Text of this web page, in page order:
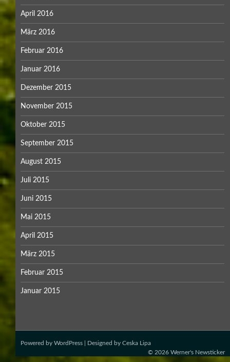
April 2016
März 2016
Februar 2016
Januar 2016
Dezember 2015
November 2015
Oktober 2015
September 2015
August 2015
Juli 2015
Juni 2015
Mai 2015
April 2015
März 2015
Februar 2015
Januar 2015
Powered by WordPress | Designed by Ceska Lipa
© 2026 Werner's Newsticker